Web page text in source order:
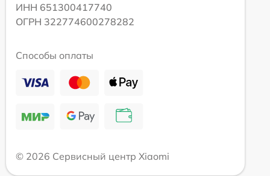
ИНН 651300417740
ОГРН 322774600278282
Способы оплаты
© 2026 Сервисный центр Xiaomi